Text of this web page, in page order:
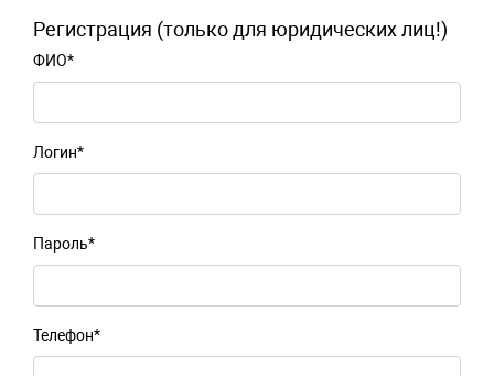
ОКЛ
Вакансии
Контакты
+7 (495) 150-40-20 info@ivkz.ru
Регистрация (только для юридических лиц!)
ФИО*
Логин*
Пароль*
Телефон*